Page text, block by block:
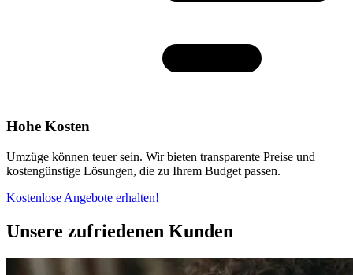
Hohe Kosten
Umzüge können teuer sein. Wir bieten transparente Preise und
kostengünstige Lösungen, die zu Ihrem Budget passen.
Kostenlose Angebote erhalten!
Unsere zufriedenen Kunden